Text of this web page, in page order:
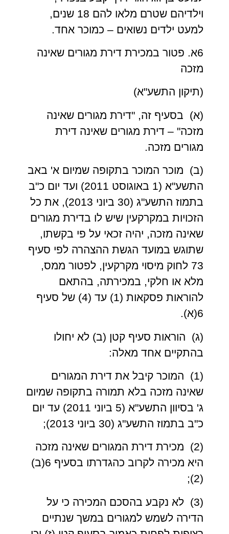
וילדיהם שטרם מלאו להם 18 שנים,
למעט ילדים נשואים – כמוכר אחד.
6א. פטור במכירת דירת מגורים שאינה
מזכה
(תיקון התשע"א)
(א) בסעיף זה, "דירת מגורים שאינה
מזכה" – דירת מגורים שאינה דירת
מגורים מזכה.
(ב) מוכר המוכר בתקופה שמיום א' באב
התשע"א (1 באוגוסט 2011) ועד יום כ"ב
בתמוז התשע"ג (30 ביוני 2013), את כל
הזכויות במקרקעין שיש לו בדירת מגורים
שאינה מזכה, יהיה זכאי על פי בקשתו,
שתוגש במועד הגשת ההצהרה לפי סעיף
73 לחוק מיסוי מקרקעין, לפטור ממס,
מלא או חלקי, במכירתה, בהתאם
להוראות פסקאות (1) עד (4) של סעיף
6(א).
(ג) הוראות סעיף קטן (ב) לא יחולו
בהתקיים אחד מאלה:
(1) המוכר קיבל את דירת המגורים
שאינה מזכה בלא תמורה בתקופה שמיום
ג' בסיוון התשע"א (5 ביוני 2011) עד יום
כ"ב בתמוז התשע"ג (30 ביוני 2013);
(2) מכירת דירת המגורים שאינה מזכה
היא מכירה לקרוב כהגדרתו בסעיף 6(ב)
(2);
(3) לא נקבע בהסכם המכירה כי על
הדירה לשמש למגורים במשך שנתיים